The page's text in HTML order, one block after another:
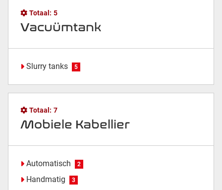
Totaal: 5
Vacuümtank
Slurry tanks 5
Totaal: 7
Mobiele Kabellier
Automatisch 2
Handmatig 3